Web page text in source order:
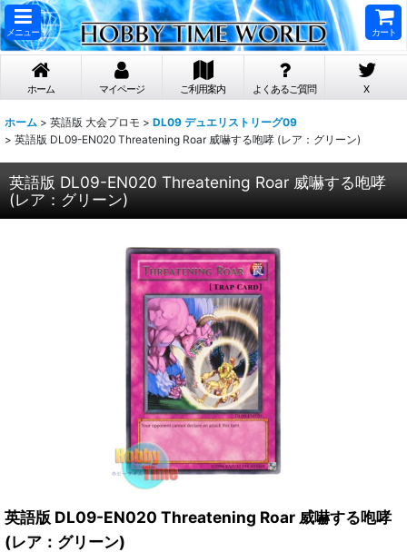
メニュー カート
ホーム マイページ ご利用案内 よくあるご質問 X
ホーム > 英語版 大会プロモ > DL09 デュエリストリーグ09
> 英語版 DL09-EN020 Threatening Roar 威嚇する咆哮 (レア：グリーン)
英語版 DL09-EN020 Threatening Roar 威嚇する咆哮
(レア：グリーン)
英語版 DL09-EN020 Threatening Roar 威嚇する咆哮
(レア：グリーン)